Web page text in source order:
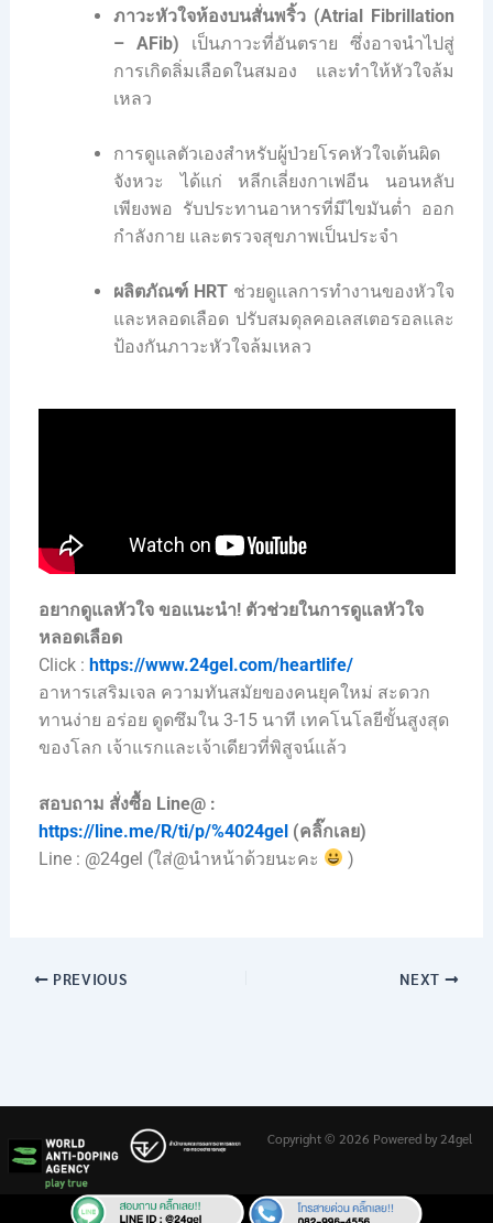
ภาวะหัวใจห้องบนสั่นพริ้ว (Atrial Fibrillation
– AFib) เป็นภาวะที่อันตราย ซึ่งอาจนำไปสู่
การเกิดลิ่มเลือดในสมอง และทำให้หัวใจล้ม
เหลว
การดูแลตัวเองสำหรับผู้ป่วยโรคหัวใจเต้นผิด
จังหวะ ได้แก่ หลีกเลี่ยงกาเฟอีน นอนหลับ
เพียงพอ รับประทานอาหารที่มีไขมันต่ำ ออก
กำลังกาย และตรวจสุขภาพเป็นประจำ
ผลิตภัณฑ์ HRT ช่วยดูแลการทำงานของหัวใจ
และหลอดเลือด ปรับสมดุลคอเลสเตอรอลและ
ป้องกันภาวะหัวใจล้มเหลว
อยากดูแลหัวใจ ขอแนะนำ! ตัวช่วยในการดูแลหัวใจ
หลอดเลือด
Click : https://www.24gel.com/heartlife/
อาหารเสริมเจล ความทันสมัยของคนยุคใหม่ สะดวก
ทานง่าย อร่อย ดูดซึมใน 3-15 นาที เทคโนโลยีขั้นสูงสุด
ของโลก เจ้าแรกและเจ้าเดียวที่พิสูจน์แล้ว
สอบถาม สั่งซื้อ Line@ :
https://line.me/R/ti/p/%4024gel(คลิ๊กเลย)
Line : @24gel (ใส่@นำหน้าด้วยนะคะ
)
PREVIOUS NEXT
Copyright © 2026 Powered by 24gel